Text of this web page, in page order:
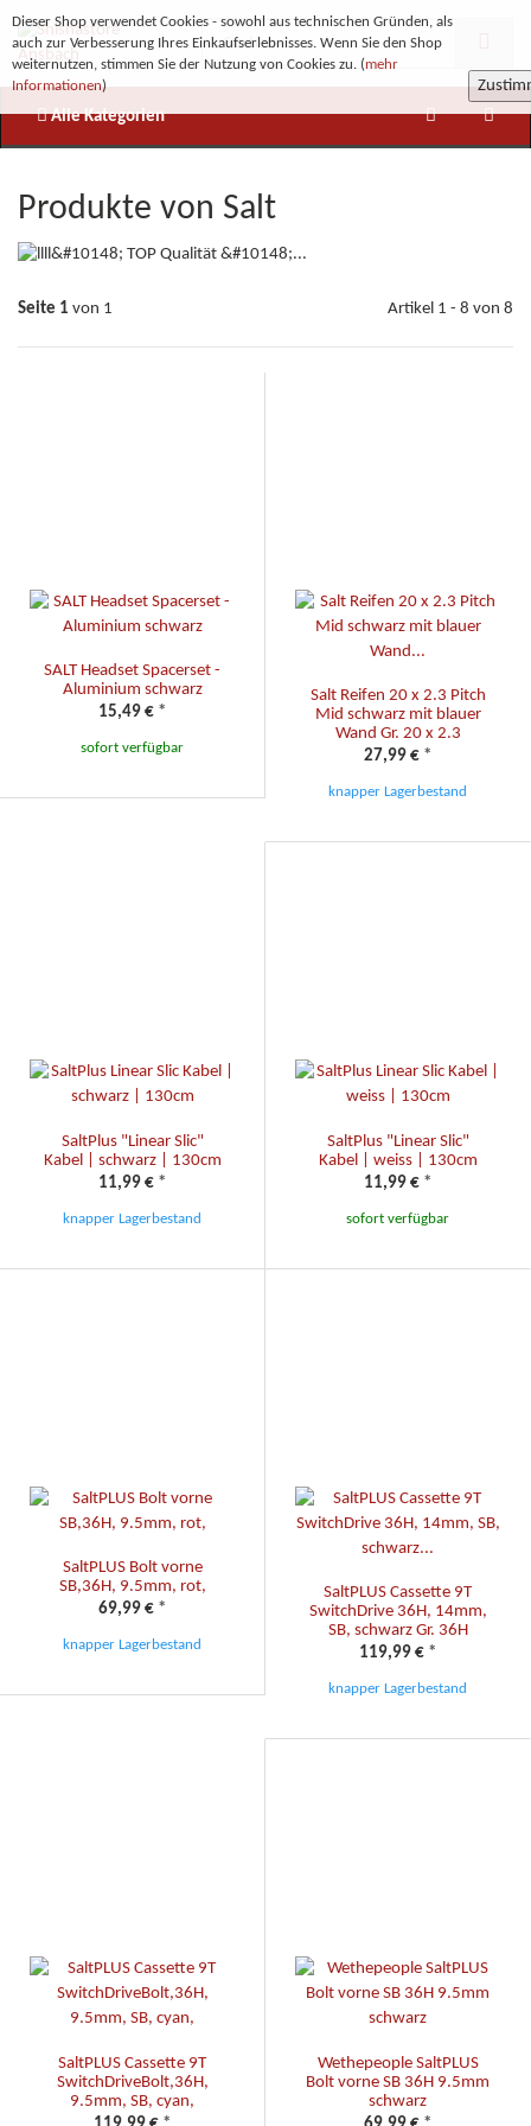
Alle Kategorien
Produkte von Salt
Seite 1 von 1 Artikel 1 - 8 von 8
SALT Headset Spacerset -
Aluminium schwarz
15,49 € *
sofort verfügbar
Salt Reifen 20 x 2.3 Pitch
Mid schwarz mit blauer
Wand Gr. 20 x 2.3
27,99 € *
knapper Lagerbestand
SaltPlus "Linear Slic"
Kabel | schwarz | 130cm
11,99 € *
knapper Lagerbestand
SaltPlus "Linear Slic"
Kabel | weiss | 130cm
11,99 € *
sofort verfügbar
SaltPLUS Bolt vorne
SB,36H, 9.5mm, rot,
69,99 € *
knapper Lagerbestand
SaltPLUS Cassette 9T
SwitchDrive 36H, 14mm,
SB, schwarz Gr. 36H
119,99 € *
knapper Lagerbestand
SaltPLUS Cassette 9T
SwitchDriveBolt,36H,
9.5mm, SB, cyan,
Wethepeople SaltPLUS
Bolt vorne SB 36H 9.5mm
schwarz
Dieser Shop verwendet Cookies - sowohl aus technischen Gründen, als
auch zur Verbesserung Ihres Einkaufserlebnisses. Wenn Sie den Shop
weiternutzen, stimmen Sie der Nutzung von Cookies zu. (mehr
Informationen)